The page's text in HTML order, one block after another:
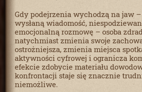
Gdy podejrzenia wychodzą na jaw
wysłaną wiadomość,
emocjonalną rozmowę – osoba
natychmiast zmienia swoje
ostrożniejsza, zmienia miejsca
aktywności cyfrowej i ogranicza
efekcie zdobycie materiału
konfrontacji staje się znacznie
niemożliwe.